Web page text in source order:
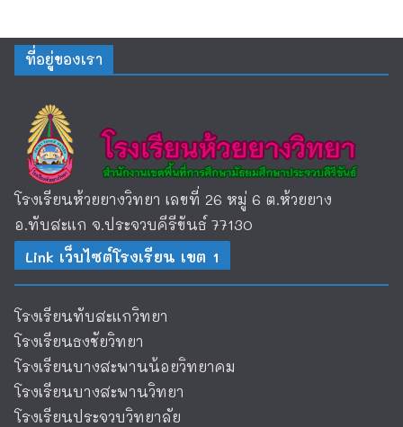
ที่อยู่ของเรา
โรงเรียนห้วยยางวิทยา เลขที่ 26 หมู่ 6 ต.ห้วยยาง
อ.ทับสะแก จ.ประจวบคีรีขันธ์ 77130
Link เว็บไซต์โรงเรียน เขต 1
โรงเรียนทับสะแกวิทยา
โรงเรียนธงชัยวิทยา
โรงเรียนบางสะพานน้อยวิทยาคม
โรงเรียนบางสะพานวิทยา
โรงเรียนประจวบวิทยาลัย